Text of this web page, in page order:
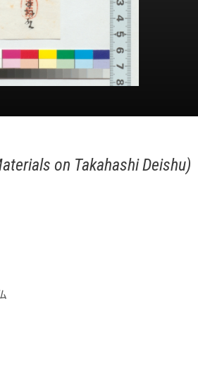
on Takahashi Deishu)